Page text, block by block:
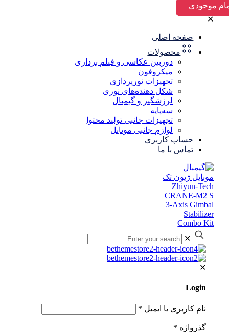
✕
صفحه اصلی
محصولات
دوربین عکاسی و فیلم برداری
میکروفون
تجهیزات نورپردازی
شکل‌ دهنده‌های نوری
لرزشگیر و گیمبال
سه‌پایه
تجهیزات جانبی تولید محتوا
لوازم جانبی موبایل
حساب کاربری
تماس با ما
✕
✕
Login
نام کاربری یا ایمیل *
گذرواژه *